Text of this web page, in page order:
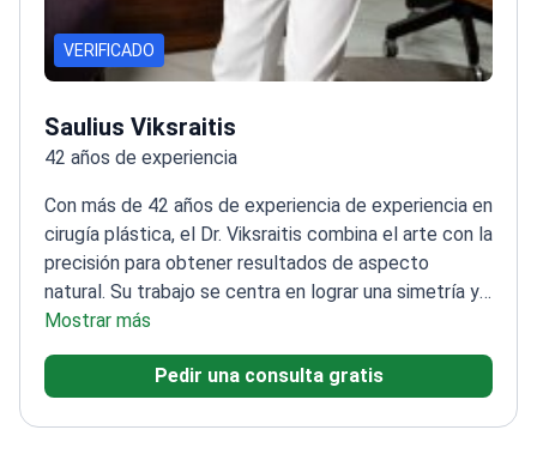
VERIFICADO
Saulius Viksraitis
42 años de experiencia
Con más de 42 años de experiencia de experiencia en
cirugía plástica, el Dr. Viksraitis combina el arte con la
precisión para obtener resultados de aspecto
natural. Su trabajo se centra en lograr una simetría y
proporciones perfectas.
cirujanos en París y EE. UU.Miembro de múltiples
sociedades internacionales de cirugía plástica
técnicas reconstructivasEspecializado tanto en
Mostrar más
Pedir una consulta gratis